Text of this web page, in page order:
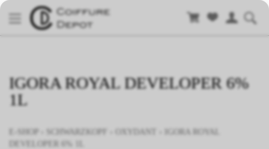
IGORA ROYAL DEVELOPER 6%
1L
SCHWARZKOPF
DEVELOPER 6% 1L